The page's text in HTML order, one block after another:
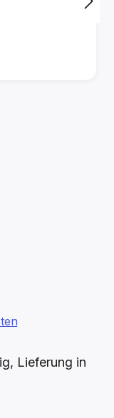
Lieferung in